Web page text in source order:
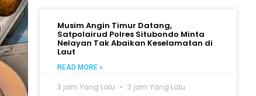
Musim Angin Timur Datang,
Satpolairud Polres Situbondo Minta
Nelayan Tak Abaikan Keselamatan di
Laut
READ MORE »
3 jam Yang Lalu 3 jam Yang Lalu